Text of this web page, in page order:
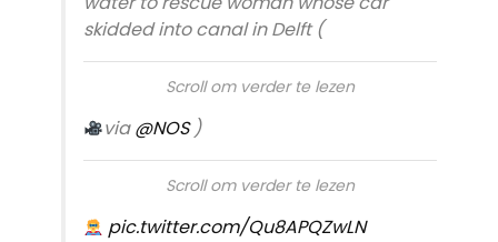
skidded into canal in Delft (
Scroll om verder te lezen
via@NOS)
Scroll om verder te lezen
pic.twitter.com/Qu8APQZwLN